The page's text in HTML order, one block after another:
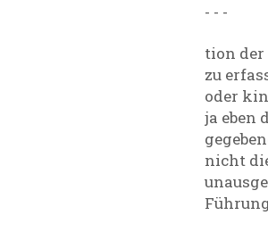
- - -
tion der
zu
oder
ja eben
nicht